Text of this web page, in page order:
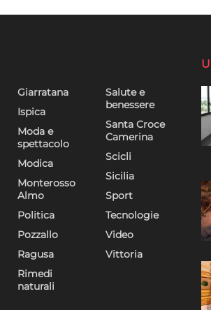
Giarratana
Ispica
Moda e
spettacolo
Modica
Monterosso
Almo
Politica
Pozzallo
Ragusa
Rimedi
naturali
Salute e
benessere
Santa Croce
Camerina
Scicli
Sicilia
Sport
Tecnologie
Video
Vittoria